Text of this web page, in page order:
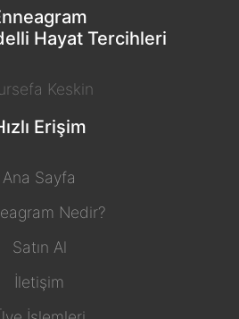
Hayat Tercihleri
Keskin
Erişim
Ana Sayfa
Nedir?
Satın Al
İletişim